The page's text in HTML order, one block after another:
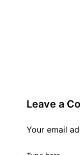
Leave a
Your email